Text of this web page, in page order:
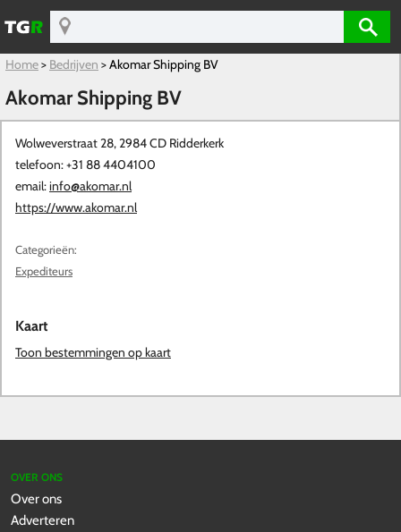
Home> Bedrijven >Akomar Shipping BV
Akomar Shipping BV
Wolweverstraat 28, 2984 CD Ridderkerk
telefoon: +31 88 4404100
email:info@akomar.nl
https://www.akomar.nl
Categorieën:
Expediteurs
Kaart
Toon bestemmingen op kaart
OVER ONS
Over ons
Adverteren